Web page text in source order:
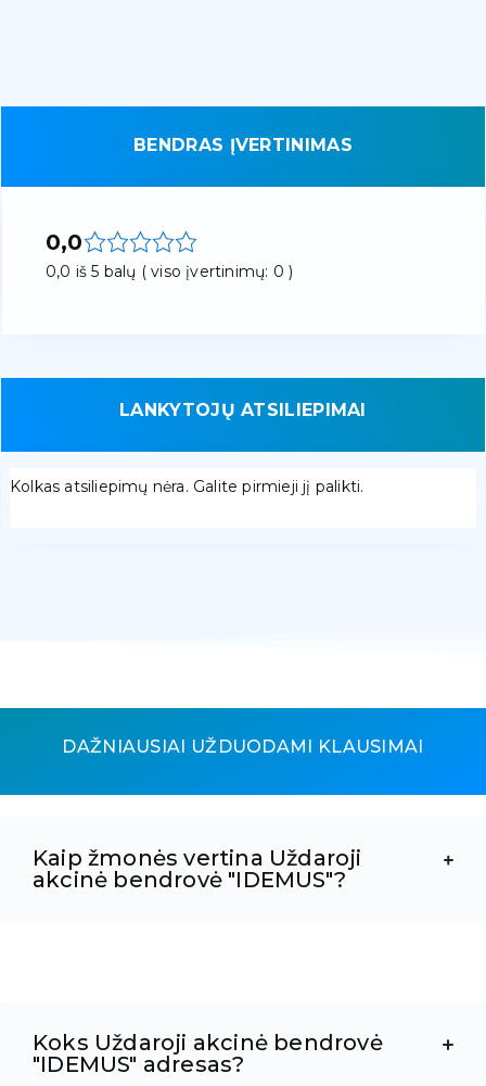
BENDRAS ĮVERTINIMAS
0,0
0,0 iš 5 balų ( viso įvertinimų: 0 )
LANKYTOJŲ ATSILIEPIMAI
Kolkas atsiliepimų nėra. Galite pirmieji jį palikti.
DAŽNIAUSIAI UŽDUODAMI KLAUSIMAI
Kaip žmonės vertina Uždaroji
akcinė bendrovė "IDEMUS"?
Koks Uždaroji akcinė bendrovė
"IDEMUS" adresas?